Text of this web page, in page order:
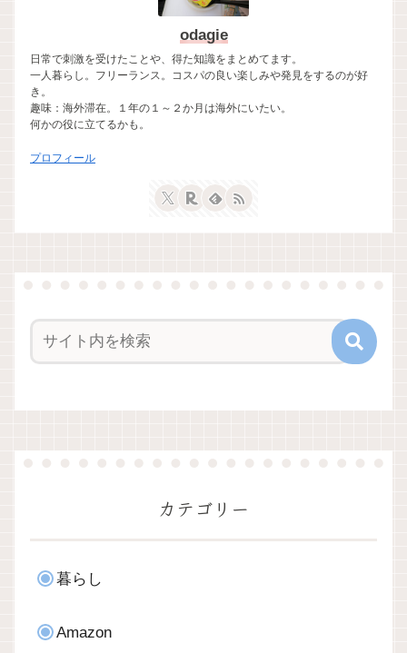
odagie
日常で刺激を受けたことや、得た知識をまとめてます。
一人暮らし。フリーランス。コスパの良い楽しみや発見をするのが好
き。
趣味：海外滞在。１年の１～２か月は海外にいたい。
何かの役に立てるかも。
プロフィール
カテゴリー
暮らし
Amazon